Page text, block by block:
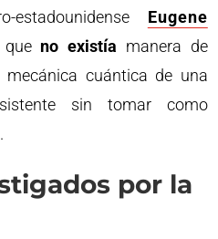
estadounidense Eugene
no existía manera de
cuántica de una
sin tomar como
por la